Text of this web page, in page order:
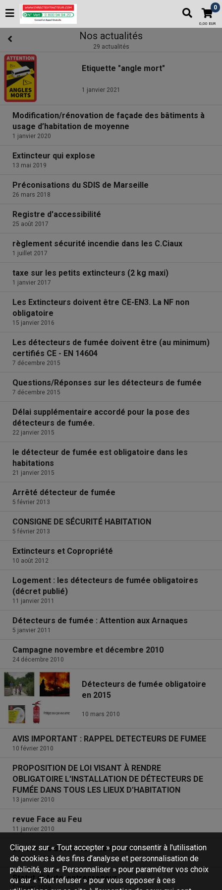
0
0,00 EUR
Nos actualités
29 actualités
Etiquette "angle mort"
1 janvier 2021
Modification/rénovation de façade des bâtiments à
usage d’habitation de moyenne
1 janvier 2020
Extincteur qui explose
13 mai 2019
Préconisations du SDIS de Marseille
26 mars 2018
Registre d'accessibilité
25 août 2017
règlement sécurité incendie dans les C.Ciaux
1 juillet 2017
taxe sur les petits extincteurs (2 kg maxi)
1 janvier 2017
Les Extincteurs doivent être CE-EN3. La NF non
obligatoire
15 janvier 2016
Les détecteurs de fumée doivent être (au minimum)
certifiés CE - EN 14604
7 décembre 2015
Questions/Réponses sur les détecteurs de fumée
7 décembre 2015
Délai supplémentaire accordé pour la pose des
détecteurs de fumée.
22 janvier 2015
le détecteur de fumée est obligatoire dans les
habitations
21 janvier 2015
Arrêté détecteur de fumée
5 février 2013
CONSIGNE DE SÉCURITÉ HABITATION
5 février 2013
Extincteurs et Copropriété
10 août 2012
Logement : les détecteurs de fumée obligatoires
(décret publié)
11 janvier 2011
Détecteurs de fumée : Attention aux Arnaques
5 janvier 2011
Campagne novembre et décembre 2010
24 décembre 2010
Détecteurs de fumée obligatoire
en 2015
10 mars 2010
AVIS IMPORTANT : RAPPEL DETECTEURS DE FUMEE
10 février 2010
PROPOSITION DE LOI VISANT À RENDRE
OBLIGATOIRE L'INSTALLATION DE DÉTECTEURS DE
FUMÉE DANS TOUS LES LIEUX D'HABITATION
13 janvier 2010
revue Face au Feu
11 janvier 2010
Loi sur les détecteurs de fumée
10 février 2009
Statut d' Auto-entrepreneur
1 janvier 2009
Cliquez sur « Tout accepter » pour consentir à l'utilisation
de cookies à des fins d’analyse et personnalisation de
publicité, sur « Personnaliser » pour paramétrer vos choix
ou sur « Tout refuser » pour vous opposer à ces